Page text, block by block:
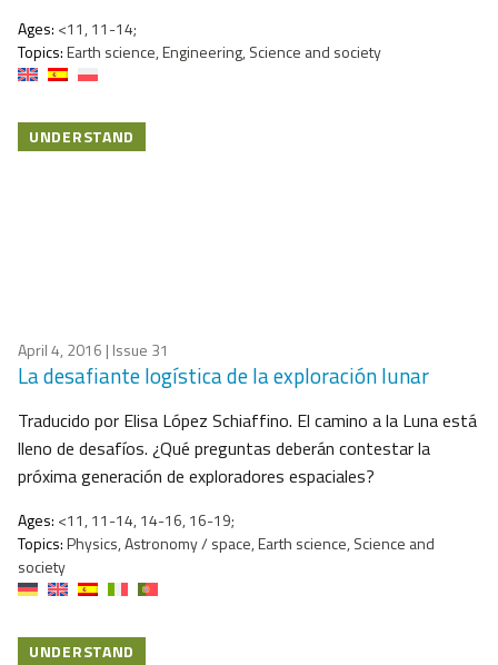
Ages: <11, 11-14;
Topics:Earth science, Engineering, Science and society
UNDERSTAND
April 4, 2016 | Issue 31
La desafiante logística de la exploración lunar
Traducido por Elisa López Schiaffino. El camino a la Luna está
lleno de desafíos. ¿Qué preguntas deberán contestar la
próxima generación de exploradores espaciales?
Ages: <11, 11-14, 14-16, 16-19;
Topics:Physics, Astronomy / space, Earth science, Science and
society
UNDERSTAND